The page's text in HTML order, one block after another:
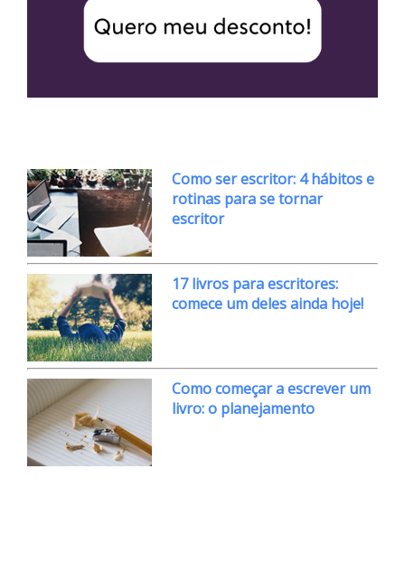
Como ser escritor: 4 hábitos e
rotinas para se tornar
escritor
17 livros para escritores:
comece um deles ainda hoje!
Como começar a escrever um
livro: o planejamento